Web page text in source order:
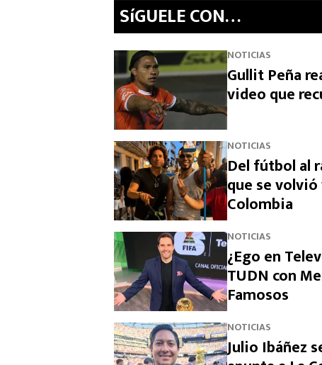
SíGUELE CON…
NOTICIAS
Gullit Peña
video que
NOTICIAS
Del fútbol al
que se
Colombia
NOTICIAS
¿Ego en
TUDN con
Famosos
NOTICIAS
Julio Ibáñez